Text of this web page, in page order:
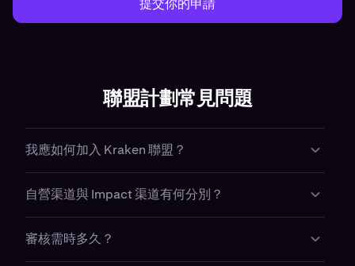
提交你的申請
聯盟計劃常見問題
我應如何加入 Kraken 聯盟？
訴我們您的受眾、內容平台及目標。我們的合作夥伴團隊會審
Impact.com 申請（詳見上方「兩種加入方式」）。
自營渠道與 Impact 渠道有何分別？
自營渠道適合創作者（YouTuber、播客主持人、電子報作者、
審核需時多久？